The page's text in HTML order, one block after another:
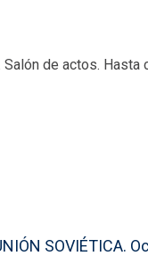
de actos.